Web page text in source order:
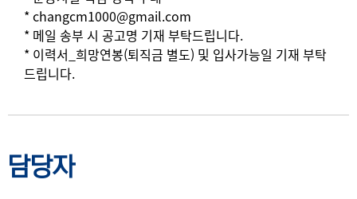
* changcm1000@gmail.com
* 메일 송부 시 공고명 기재 부탁드립니다.
* 이력서_희망연봉(퇴직금 별도) 및 입사가능일 기재 부탁
드립니다.
담당자